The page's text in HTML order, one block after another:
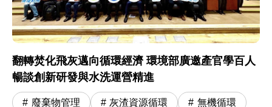
翻轉焚化飛灰邁向循環經濟 環境部廣邀產官學百人
暢談創新研發與水洗運營精進
廢棄物管理 灰渣資源循環 無機循環